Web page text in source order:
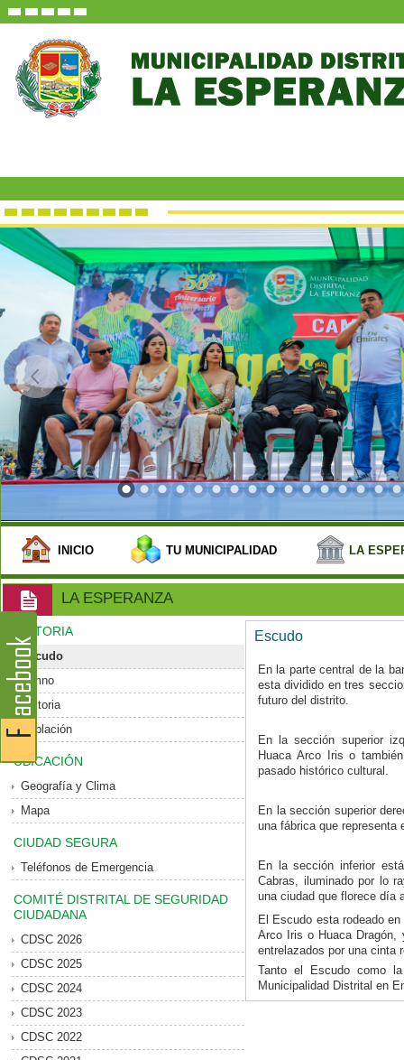
INICIO TU MUNICIPALIDAD LA
LA ESPERANZA
HISTORIA
Escudo
Himno
Historia
Población
UBICACIÓN
Geografía y Clima
Mapa
CIUDAD SEGURA
Teléfonos de Emergencia
COMITÉ DISTRITAL DE SEGURIDAD
CIUDADANA
CDSC 2026
CDSC 2025
CDSC 2024
CDSC 2023
CDSC 2022
Escudo
En la parte central de la
esta dividido en tres
futuro del distrito.
En la sección superior
Huaca Arco Iris o
pasado histórico cultural.
En la sección superior
una fábrica que representa
En la sección inferior
Cabras, iluminado por lo
una ciudad que florece día
El Escudo esta rodeado
Arco Iris o Huaca Dragón,
entrelazados por una cinta
Tanto el Escudo como
Municipalidad Distrital en